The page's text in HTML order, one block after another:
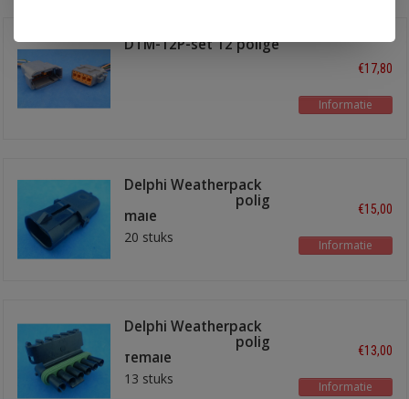
DTM-12P-set 12 polige
€17,80
Informatie
Delphi Weatherpack
stekkerhuizen 2 polig
male
20 stuks
€15,00
Informatie
Delphi Weatherpack
stekkerhuizen 6 polig
female
13 stuks
€13,00
Informatie